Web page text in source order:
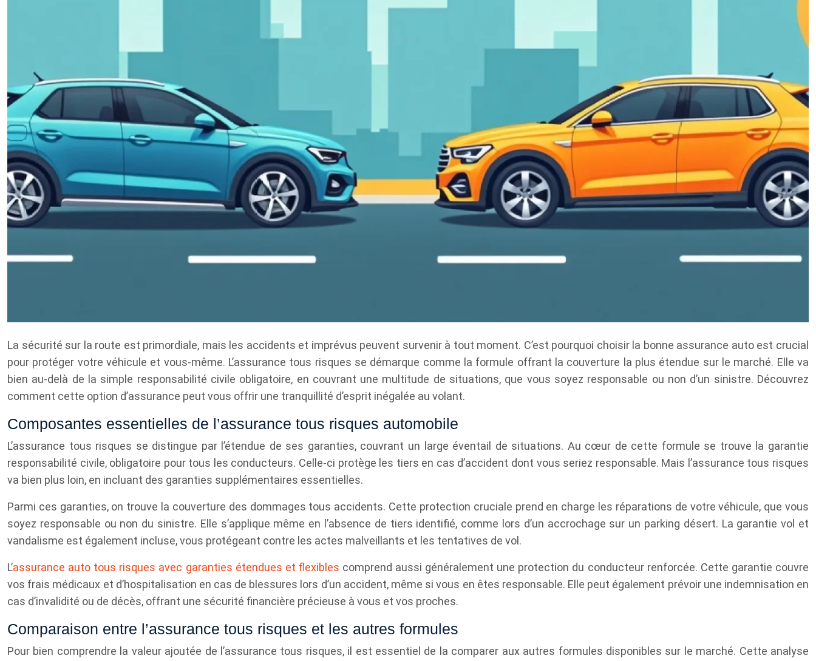
La sécurité sur la route est primordiale, mais les accidents et imprévus peuvent survenir à tout moment. C’est pourquoi choisir la bonne assurance auto est crucial
pour protéger votre véhicule et vous-même. L’assurance tous risques se démarque comme la formule offrant la couverture la plus étendue sur le marché. Elle va
bien au-delà de la simple responsabilité civile obligatoire, en couvrant une multitude de situations, que vous soyez responsable ou non d’un sinistre. Découvrez
comment cette option d’assurance peut vous offrir une tranquillité d’esprit inégalée au volant.
Composantes essentielles de l’assurance tous risques automobile
L’assurance tous risques se distingue par l’étendue de ses garanties, couvrant un large éventail de situations. Au cœur de cette formule se trouve la garantie
responsabilité civile, obligatoire pour tous les conducteurs. Celle-ci protège les tiers en cas d’accident dont vous seriez responsable. Mais l’assurance tous risques
va bien plus loin, en incluant des garanties supplémentaires essentielles.
Parmi ces garanties, on trouve la couverture des dommages tous accidents. Cette protection cruciale prend en charge les réparations de votre véhicule, que vous
soyez responsable ou non du sinistre. Elle s’applique même en l’absence de tiers identifié, comme lors d’un accrochage sur un parking désert. La garantie vol et
vandalisme est également incluse, vous protégeant contre les actes malveillants et les tentatives de vol.
L’assurance auto tous risques avec garanties étendues et flexibles comprend aussi généralement une protection du conducteur renforcée. Cette garantie couvre
vos frais médicaux et d’hospitalisation en cas de blessures lors d’un accident, même si vous en êtes responsable. Elle peut également prévoir une indemnisation en
cas d’invalidité ou de décès, offrant une sécurité financière précieuse à vous et vos proches.
Comparaison entre l’assurance tous risques et les autres formules
Pour bien comprendre la valeur ajoutée de l’assurance tous risques, il est essentiel de la comparer aux autres formules disponibles sur le marché. Cette analyse